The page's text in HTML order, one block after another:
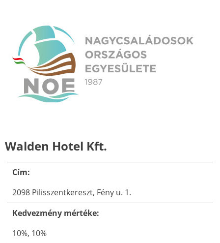
Walden Hotel Kft.
Cím:
2098 Pilisszentkereszt, Fény u. 1.
Kedvezmény mértéke:
10%, 10%